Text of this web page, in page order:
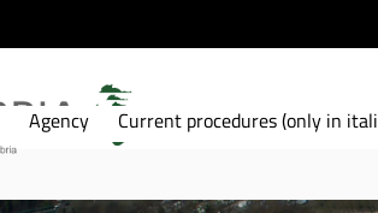
Agency Current procedures (only in